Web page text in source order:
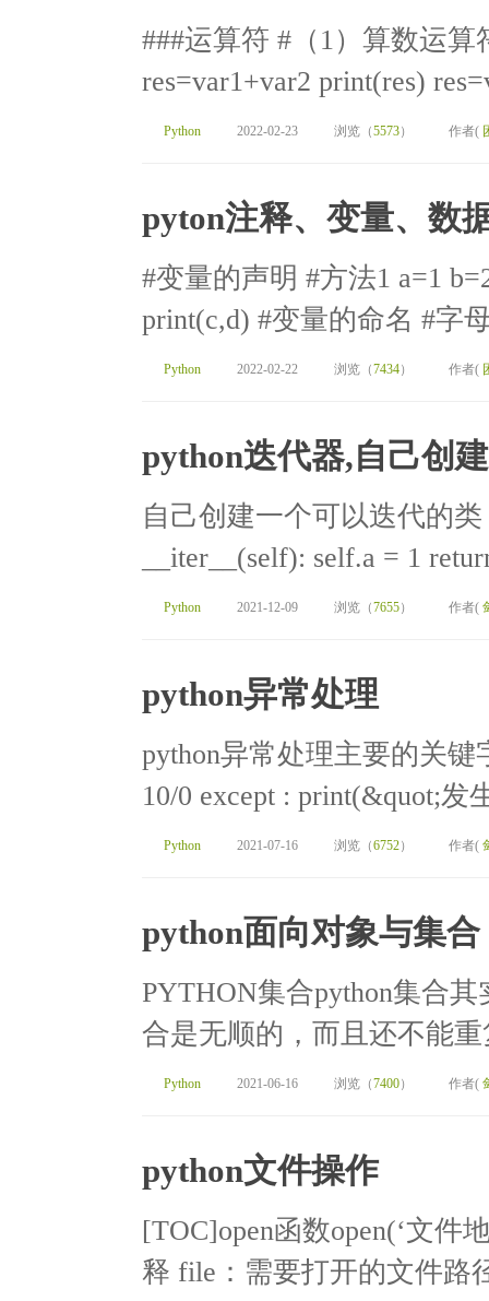
###运算符 #（1）算数运
res=var1+var2 print(res)
Python 2022-02-23 浏览（5573） 作者(
pyton注释、变量、数
#变量的声明 #方法1 a=1
print(c,d) #变量的命名 #字
Python 2022-02-22 浏览（7434） 作者(
python迭代器,自己创
自己创建一个可以迭代的类
__iter__(self): self.a = 1
Python 2021-12-09 浏览（7655） 作者(
python异常处理
python异常处理主要的关
10/0 except : print(&quot;发
Python 2021-07-16 浏览（6752） 作者(
python面向对象与集合
PYTHON集合python集合
合是无顺的，而且还不能
Python 2021-06-16 浏览（7400） 作者(
python文件操作
[TOC]open函数open(‘文件
释 file：需要打开的文件路